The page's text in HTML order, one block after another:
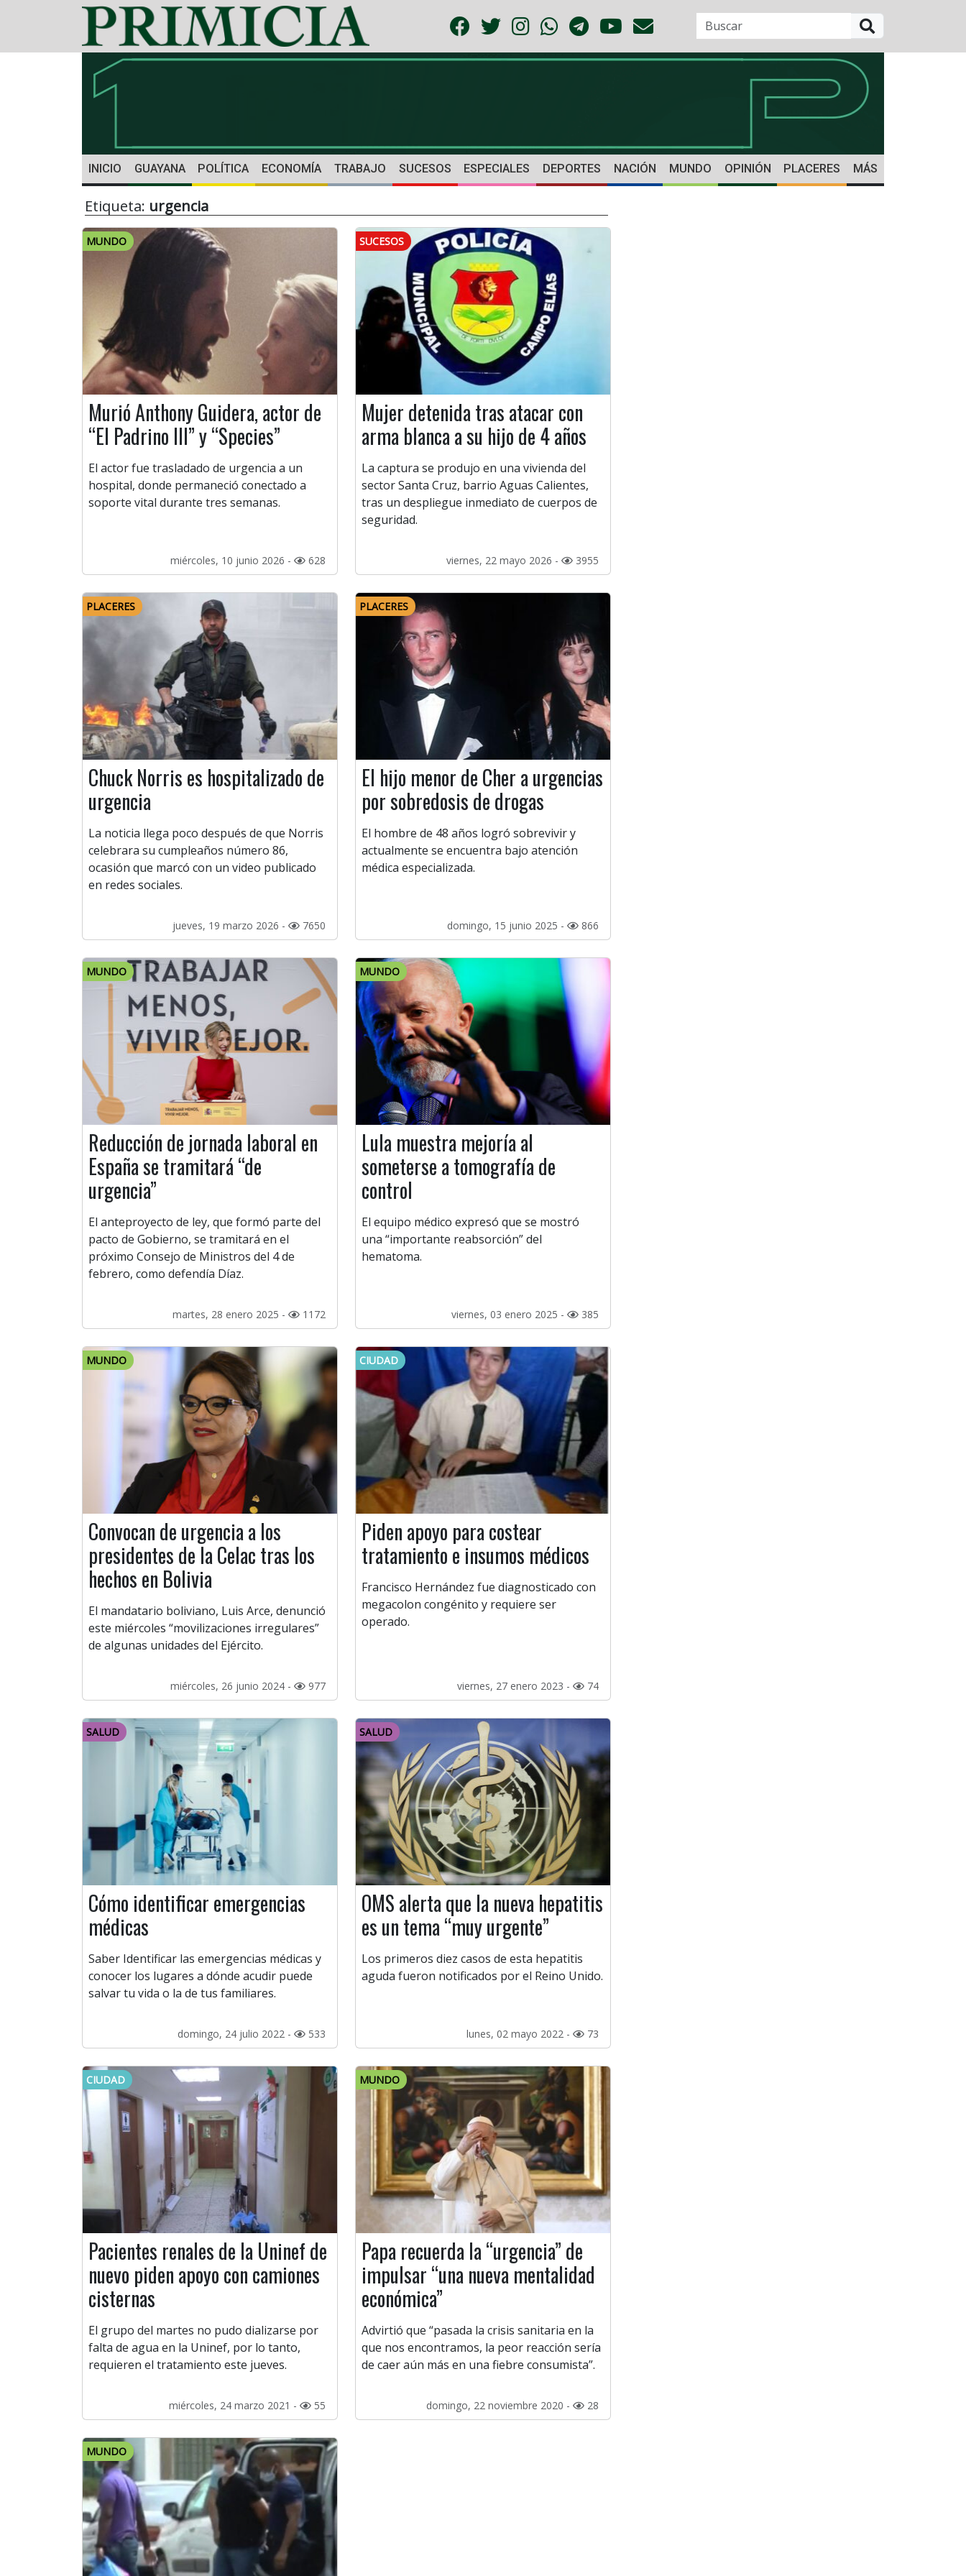
INICIO GUAYANA POLÍTICA ECONOMÍA TRABAJO SUCESOS ESPECIALES DEPORTES NACIÓN MUNDO OPINIÓN PLACERES MÁS
Etiqueta: urgencia
MUNDO
Murió Anthony Guidera, actor de
“El Padrino III” y “Species”
El actor fue trasladado de urgencia a un
hospital, donde permaneció conectado a
soporte vital durante tres semanas.
miércoles, 10 junio 2026 - 628
SUCESOS
Mujer detenida tras atacar con
arma blanca a su hijo de 4 años
La captura se produjo en una vivienda del
sector Santa Cruz, barrio Aguas Calientes,
tras un despliegue inmediato de cuerpos de
seguridad.
viernes, 22 mayo 2026 - 3955
PLACERES
Chuck Norris es hospitalizado de
urgencia
La noticia llega poco después de que Norris
celebrara su cumpleaños número 86,
ocasión que marcó con un video publicado
en redes sociales.
jueves, 19 marzo 2026 - 7650
PLACERES
El hijo menor de Cher a urgencias
por sobredosis de drogas
El hombre de 48 años logró sobrevivir y
actualmente se encuentra bajo atención
médica especializada.
domingo, 15 junio 2025 - 866
MUNDO
Reducción de jornada laboral en
España se tramitará “de
urgencia”
El anteproyecto de ley, que formó parte del
pacto de Gobierno, se tramitará en el
próximo Consejo de Ministros del 4 de
febrero, como defendía Díaz.
martes, 28 enero 2025 - 1172
MUNDO
Lula muestra mejoría al
someterse a tomografía de
control
El equipo médico expresó que se mostró
una “importante reabsorción” del
hematoma.
viernes, 03 enero 2025 - 385
MUNDO
Convocan de urgencia a los
presidentes de la Celac tras los
hechos en Bolivia
El mandatario boliviano, Luis Arce, denunció
este miércoles “movilizaciones irregulares”
de algunas unidades del Ejército.
miércoles, 26 junio 2024 - 977
CIUDAD
Piden apoyo para costear
tratamiento e insumos médicos
Francisco Hernández fue diagnosticado con
megacolon congénito y requiere ser
operado.
viernes, 27 enero 2023 - 74
SALUD
Cómo identificar emergencias
médicas
Saber Identificar las emergencias médicas y
conocer los lugares a dónde acudir puede
salvar tu vida o la de tus familiares.
domingo, 24 julio 2022 - 533
SALUD
OMS alerta que la nueva hepatitis
es un tema “muy urgente”
Los primeros diez casos de esta hepatitis
aguda fueron notificados por el Reino Unido.
lunes, 02 mayo 2022 - 73
CIUDAD
Pacientes renales de la Uninef de
nuevo piden apoyo con camiones
cisternas
El grupo del martes no pudo dializarse por
falta de agua en la Uninef, por lo tanto,
requieren el tratamiento este jueves.
miércoles, 24 marzo 2021 - 55
MUNDO
Papa recuerda la “urgencia” de
impulsar “una nueva mentalidad
económica”
Advirtió que “pasada la crisis sanitaria en la
que nos encontramos, la peor reacción sería
de caer aún más en una fiebre consumista”.
domingo, 22 noviembre 2020 - 28
MUNDO